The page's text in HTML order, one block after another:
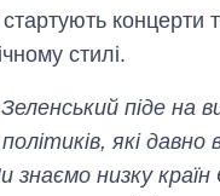
концерти
стилі.
піде
які
знаємо низку